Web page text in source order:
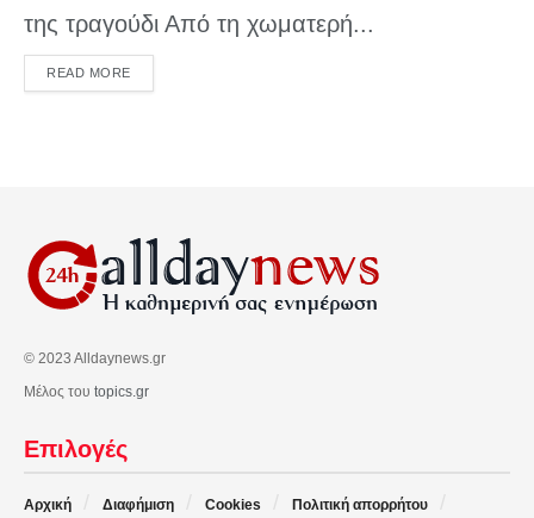
της τραγούδι Από τη χωματερή...
READ MOREDETAILS
© 2023 Alldaynews.gr
Μέλος του topics.gr
Επιλογές
Αρχική Διαφήμιση Cookies Πολιτική απορρήτου